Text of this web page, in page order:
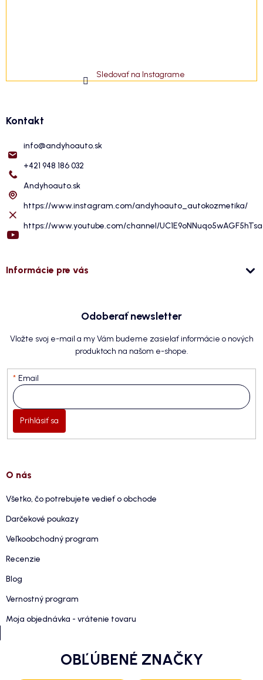
Sledovať na Instagrame
Kontakt
info@andyhoauto.sk
+421 948 186 032
Andyhoauto.sk
https://www.instagram.com/andyhoauto_autokozmetika/
https://www.youtube.com/channel/
Informácie pre vás
Odoberať newsletter
Vložte svoj e-mail a my Vám budeme zasielať informácie o nových
produktoch na našom e-shope.
Email
Prihlásiť sa
O nás
Všetko, čo potrebujete vedieť o obchode
Darčekové poukazy
Veľkoobchodný program
Recenzie
Blog
Vernostný program
Moja objednávka - vrátenie tovaru
OBĽÚBENÉ ZNAČKY